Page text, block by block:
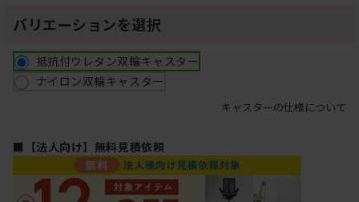
バリエーションを選択
抵抗付ウレタン双輪キャスター
ナイロン双輪キャスター
キャスターの仕様について
■【法人向け】無料見積依頼